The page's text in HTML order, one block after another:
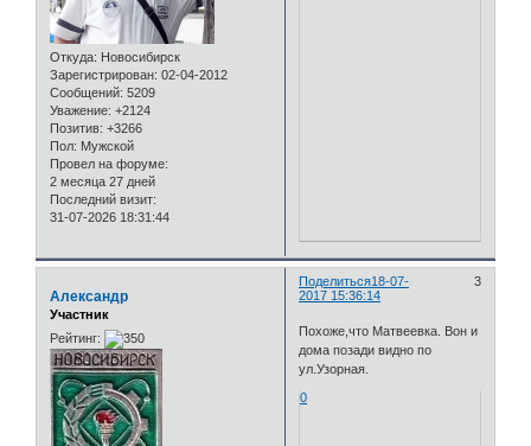
Откуда: Новосибирск
Зарегистрирован: 02-04-2012
Сообщений: 5209
Уважение: +2124
Позитив: +3266
Пол: Мужской
Провел на форуме:
2 месяца 27 дней
Последний визит:
31-07-2026 18:31:44
Поделиться 3
18-07-
2017 15:36:14
Александр
Участник
Рейтинг:
Похоже,что Матвеевка. Вон и
дома позади видно по
ул.Узорная.
0